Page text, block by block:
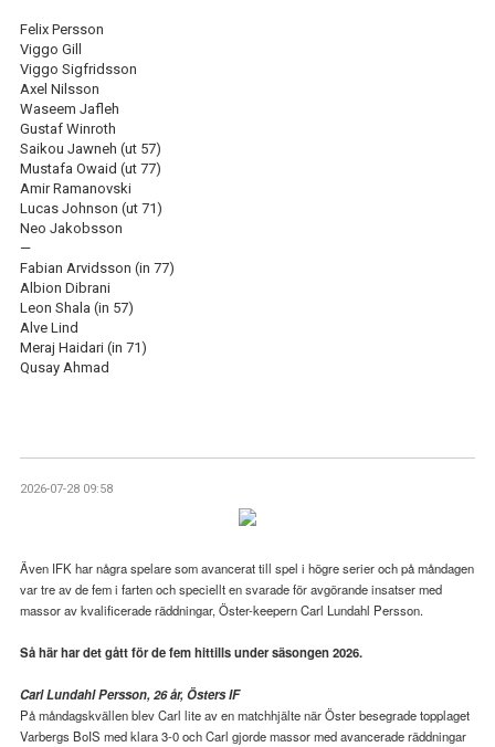
Felix Persson
Viggo Gill
Viggo Sigfridsson
Axel Nilsson
Waseem Jafleh
Gustaf Winroth
Saikou Jawneh (ut 57)
Mustafa Owaid (ut 77)
Amir Ramanovski
Lucas Johnson (ut 71)
Neo Jakobsson
—
Fabian Arvidsson (in 77)
Albion Dibrani
Leon Shala (in 57)
Alve Lind
Meraj Haidari (in 71)
Qusay Ahmad
2026-07-28 09:58
Även IFK har några spelare som avancerat till spel i högre serier och på måndagen
var tre av de fem i farten och speciellt en svarade för avgörande insatser med
massor av kvalificerade räddningar, Öster-keepern Carl Lundahl Persson.
Så här har det gått för de fem hittills under säsongen 2026.
Carl Lundahl Persson, 26 år, Östers IF
På måndagskvällen blev Carl lite av en matchhjälte när Öster besegrade topplaget
Varbergs BoIS med klara 3-0 och Carl gjorde massor med avancerade räddningar